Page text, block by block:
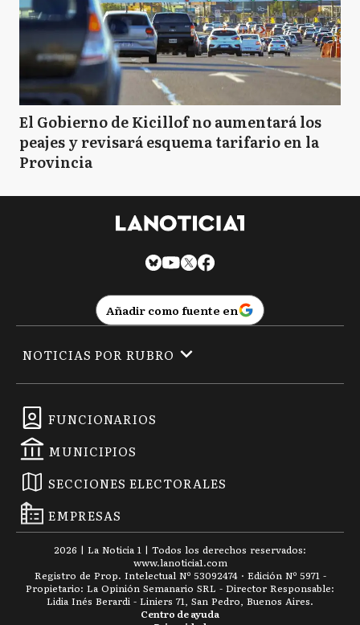
El Gobierno de Kicillof no aumentará los
peajes y revisará esquema tarifario en la
Provincia
Añadir como fuente en
FUNCIONARIOS
MUNICIPIOS
SECCIONES ELECTORALES
EMPRESAS
NOTICIAS POR RUBRO
2026 | La Noticia 1 | Todos los derechos reservados:
www.lanoticia1.com
Registro de Prop. Intelectual Nº 53092474 · Edición Nº 5971 -
Propietario: La Opinión Semanario SRL - Director Responsable:
Lidia Inés Berardi - Liniers 71, San Pedro, Buenos Aires.
Centro de ayuda